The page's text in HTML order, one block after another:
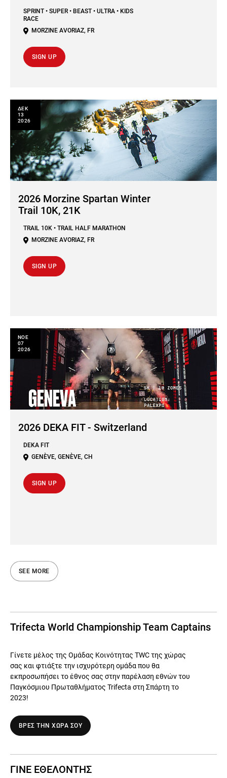
SPRINT • SUPER • BEAST • ULTRA • KIDS
RACE
MORZINE AVORIAZ, FR
SIGN UP
ΔΕΚ
13
2026
2026 Morzine Spartan Winter
Trail 10K, 21K
TRAIL 10K • TRAIL HALF MARATHON
MORZINE AVORIAZ, FR
SIGN UP
ΝΟΕ
07
2026
2026 DEKA FIT - Switzerland
DEKA FIT
GENÈVE, GENÈVE, CH
SIGN UP
SEE MORE
Trifecta World Championship Team Captains
Γίνετε μέλος της Ομάδας Κοινότητας TWC της χώρας
σας και φτιάξτε την ισχυρότερη ομάδα που θα
εκπροσωπήσει το έθνος σας στην παρέλαση εθνών του
Παγκόσμιου Πρωταθλήματος Trifecta στη Σπάρτη το
2023!
ΒΡΕΣ ΤΗΝ ΧΩΡΑ ΣΟΥ
ΓΙΝΕ ΕΘΕΛΟΝΤΗΣ